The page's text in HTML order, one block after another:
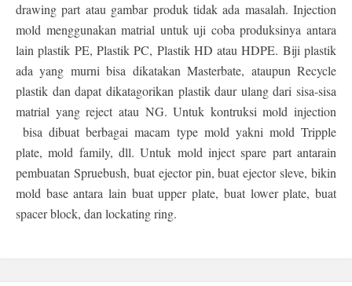
drawing part atau gambar produk tidak ada masalah. Injection
mold menggunakan matrial untuk uji coba produksinya antara
lain plastik PE, Plastik PC, Plastik HD atau HDPE. Biji plastik
ada yang murni bisa dikatakan Masterbate, ataupun Recycle
plastik dan dapat dikatagorikan plastik daur ulang dari sisa-sisa
matrial yang reject atau NG. Untuk kontruksi mold injection
bisa dibuat berbagai macam type mold yakni mold Tripple
plate, mold family, dll. Untuk mold inject spare part antarain
pembuatan Spruebush, buat ejector pin, buat ejector sleve, bikin
mold base antara lain buat upper plate, buat lower plate, buat
spacer block, dan lockating ring.